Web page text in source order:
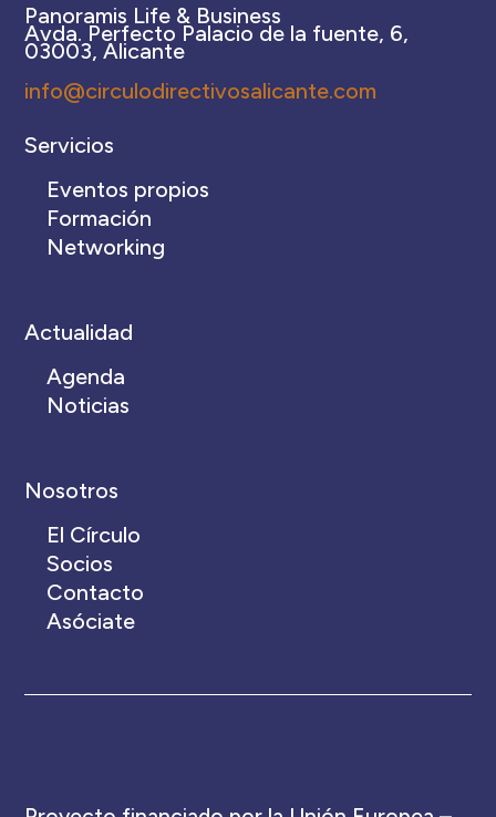
Panoramis Life & Business
Avda. Perfecto Palacio de la fuente, 6,
03003, Alicante
info@circulodirectivosalicante.com
Servicios
Eventos propios
Formación
Networking
Actualidad
Agenda
Noticias
Nosotros
El Círculo
Socios
Contacto
Asóciate